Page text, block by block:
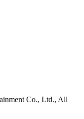
Co., Ltd., All